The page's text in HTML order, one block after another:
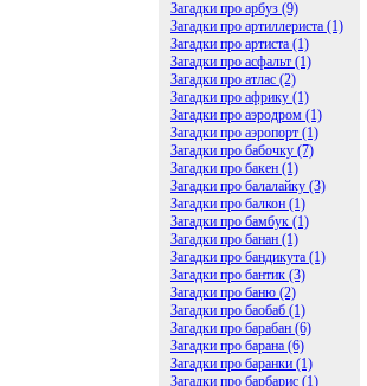
Загадки про арбуз (9)
Загадки про артиллериста (1)
Загадки про артиста (1)
Загадки про асфальт (1)
Загадки про атлас (2)
Загадки про африку (1)
Загадки про аэродром (1)
Загадки про аэропорт (1)
Загадки про бабочку (7)
Загадки про бакен (1)
Загадки про балалайку (3)
Загадки про балкон (1)
Загадки про бамбук (1)
Загадки про банан (1)
Загадки про бандикута (1)
Загадки про бантик (3)
Загадки про баню (2)
Загадки про баобаб (1)
Загадки про барабан (6)
Загадки про барана (6)
Загадки про баранки (1)
Загадки про барбарис (1)